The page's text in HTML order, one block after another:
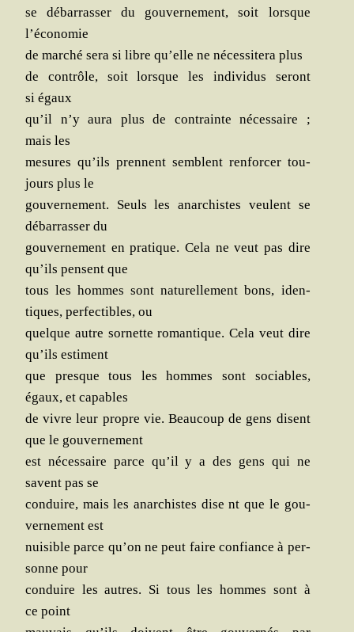
se débar­ras­ser du gou­ver­ne­ment, soit lorsque
l’économie
de mar­ché sera si libre qu’elle ne néces­si­te­ra plus
de contrôle, soit lorsque les indi­vi­dus seront
si égaux
qu’il n’y aura plus de contrainte néces­saire ;
mais les
mesures qu’ils prennent semblent ren­for­cer tou­
jours plus le
gou­ver­ne­ment. Seuls les anar­chistes veulent se
débar­ras­ser du
gou­ver­ne­ment en pra­tique. Cela ne veut pas dire
qu’ils pensent que
tous les hommes sont natu­rel­le­ment bons, iden­
tiques, per­fec­tibles, ou
quelque autre sor­nette roman­tique. Cela veut dire
qu’ils estiment
que presque tous les hommes sont sociables,
égaux, et capables
de vivre leur propre vie. Beau­coup de gens disent
que le gouvernement
est néces­saire parce qu’il y a des gens qui ne
savent pas se
conduire, mais les anar­chistes dise nt que le gou­
ver­ne­ment est
nui­sible parce qu’on ne peut faire confiance à per­
sonne pour
conduire les autres. Si tous les hommes sont à
ce point